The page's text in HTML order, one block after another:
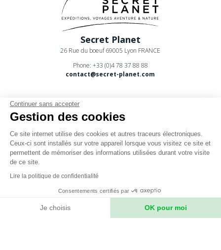
Secret Planet
26 Rue du boeuf 69005 Lyon FRANCE
Phone: +33 (0)4 78 37 88 88
contact@secret-planet.com
Youtube
Podcast
Mentions légales
Continuer sans accepter
Gestion des cookies
Ce site internet utilise des cookies et autres traceurs électroniques.
Ceux-ci sont installés sur votre appareil lorsque vous visitez ce site et
permettent de mémoriser des informations utilisées durant votre visite
de ce site.
Lire la politique de confidentialité
Consentements certifiés par
Je choisis OK pour moi